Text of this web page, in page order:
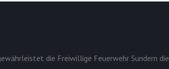
die Freiwillige Feuerwehr Sundern die